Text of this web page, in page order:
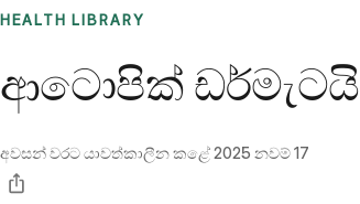
HEALTH LIBRARY
ආටොපික්
අවසන් වරට යාවත්කාලීන කළේ2025 නවම් 17